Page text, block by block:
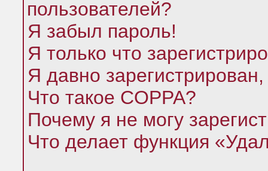
пользователей?
Я забыл пароль!
Я только что
Я давно
Что такое COPPA?
Почему я не могу
Что делает функция